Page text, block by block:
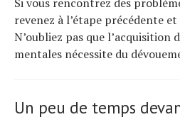
revenez à l’étape précédente
N’oubliez pas que l’acquisition
mentales nécessite du
Un peu de temps